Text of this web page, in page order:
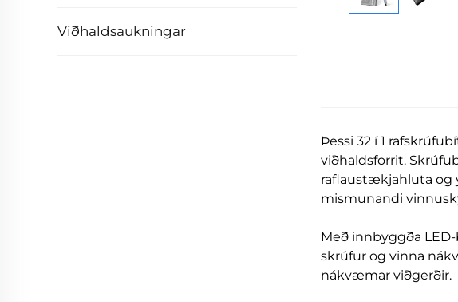
Viðhaldsaukningar
Þessi 32 í 1
viðhaldsforrit.
raflaustækjahluta og
mismunandi
Með innbyggða
skrúfur og vinna
nákvæmar viðgerðir.